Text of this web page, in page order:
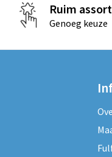
Ruim
Genoeg keuze